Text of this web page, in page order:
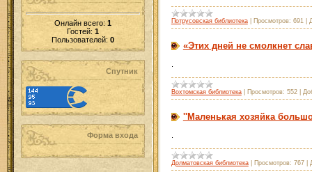
Онлайн всего: 1
Гостей: 1
Пользователей: 0
Спутник
Форма входа
Потрусовская библиотека| Просмотров: 691
«Этих дней не смолкнет
Вохтомская библиотека| Просмотров: 552|
''Маленькая хозяйка
Долматовская библиотека| Просмотров: 767|